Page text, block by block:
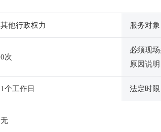
其他行政权力 服务对象
0次
必须现
原因说明
1个工作日 法定时限
无